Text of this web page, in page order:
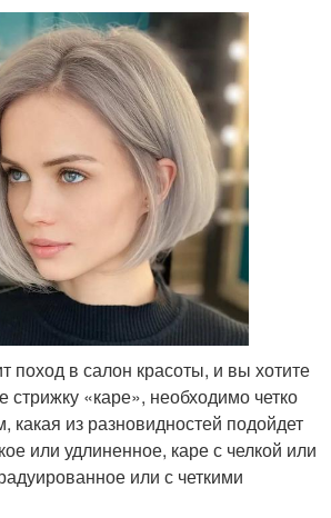
поход в салон красоты, и вы хотите
стрижку «каре», необходимо четко
какая из разновидностей подойдет
или удлиненное, каре с челкой или
или с четкими